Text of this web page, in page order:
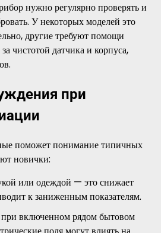
нужно регулярно проверять и
У некоторых моделей это
другие требуют помощи
чистотой датчика и корпуса,
при
поможет понимание типичных
новички:
или одеждой — это снижает
к заниженным показателям.
включенном рядом бытовом